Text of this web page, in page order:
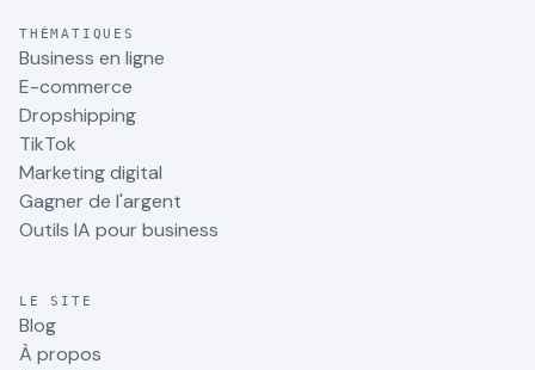
THÉMATIQUES
Business en ligne
E-commerce
Dropshipping
TikTok
Marketing digital
Gagner de l'argent
Outils IA pour business
LE SITE
Blog
À propos